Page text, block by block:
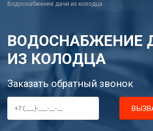
Водоснабжение дачи из колодца
ВОДОСНАБЖЕНИЕ
ИЗ КОЛОДЦА
Заказать обратный звонок